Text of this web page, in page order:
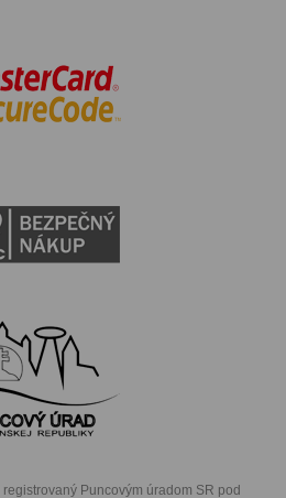
Puncovým úradom SR pod